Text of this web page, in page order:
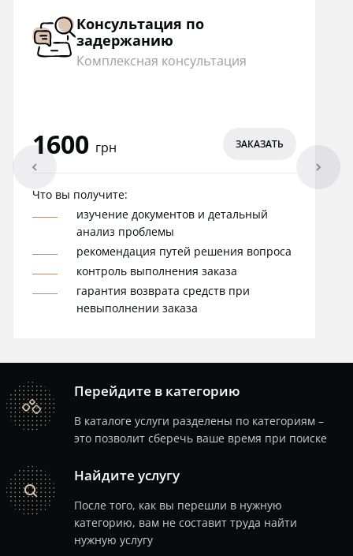
Консультация по
задержанию
Комплексная консультация
1600 грн ЗАКАЗАТЬ
Что вы получите:
изучение документов и детальный
анализ проблемы
рекомендация путей решения вопроса
контроль выполнения заказа
гарантия возврата средств при
невыполнении заказа
arrowleft arrowright
catalog
Перейдите в категорию
В каталоге услуги разделены по категориям –
это позволит сберечь ваше время при поиске
search
Найдите услугу
После того, как вы перешли в нужную
категорию, вам не составит труда найти
нужную услугу